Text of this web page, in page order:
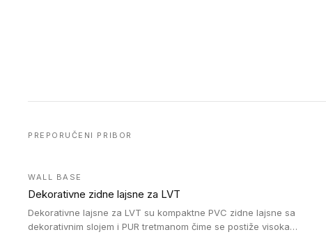
PREPORUČENI PRIBOR
WALL BASE
Dekorativne zidne lajsne za LVT
Dekorativne lajsne za LVT su kompaktne PVC zidne lajsne sa
dekorativnim slojem i PUR tretmanom čime se postiže visoka